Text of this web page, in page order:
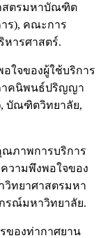
สตรมหาบัณฑิต
ร), คณะการ
ารศาสตร์.
ใจของผู้ใช้บริการ
าคนิพนธ์ปริญญา
บัณฑิตวิทยาลัย,
ณภาพการบริการ
วามพึงพอใจของ
ทยาศาสตรมหา
รณ์มหาวิทยาลัย.
ของท่ากาศยาน